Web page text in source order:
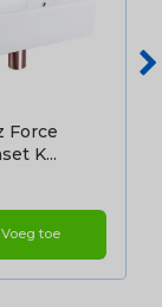
Force
K...
Voeg toe